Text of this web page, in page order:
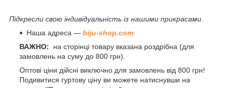
Підкресли свою індивідуальність із нашими прикрасами.
Наша адреса — biju-shop.com
ВАЖНО:
на сторінці товару вказана роздрібна (для
замовлень на суму до 800 грн).
Оптові ціни дійсні виключно для замовлень від 800 грн!
Подивитися гуртову ціну ви можете натиснувши на